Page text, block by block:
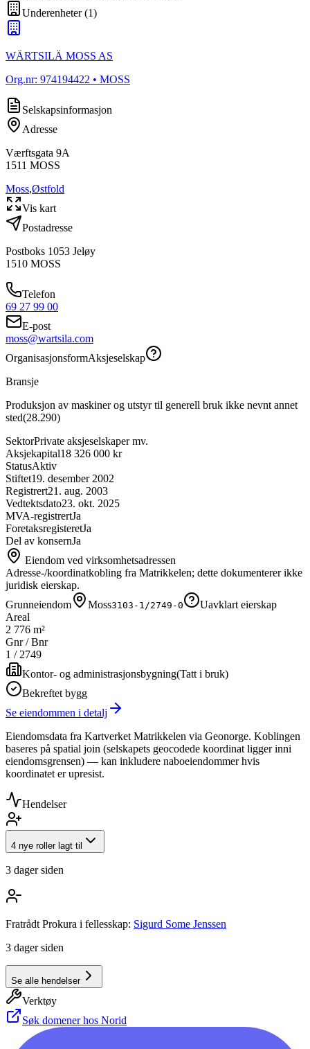
Underenheter(1)
WÄRTSILÄ MOSS AS
Org.nr: 974194422 • MOSS
Selskapsinformasjon
Adresse
Værftsgata 9A
1511 MOSS
Moss,Østfold
Vis kart
Postadresse
Postboks 1053 Jeløy
1510 MOSS
Telefon
69 27 99 00
E-post
moss@wartsila.com
OrganisasjonsformAksjeselskap
Bransje
Produksjon av maskiner og utstyr til generell bruk ikke nevnt annet
sted(28.290)
SektorPrivate aksjeselskaper mv.
Aksjekapital18 326 000 kr
StatusAktiv
Stiftet19. desember 2002
Registrert21. aug. 2003
Vedtektsdato23. okt. 2025
MVA-registrertJa
ForetaksregisteretJa
Del av konsernJa
Eiendom ved virksomhetsadressen
Adresse-/koordinatkobling fra Matrikkelen; dette dokumenterer ikke
juridisk eierskap.
Grunneiendom
Moss3103-1/2749-0
Uavklart eierskap
Areal
2 776 m²
Gnr / Bnr
1 / 2749
Kontor- og administrasjonsbygning(Tatt i bruk)
Bekreftet bygg
Se eiendommen i detalj
Eiendomsdata fra Kartverket Matrikkelen via Geonorge. Koblingen
baseres på spatial join (selskapets geocodede koordinat ligger inni
eiendomsgrensen) — kan inkludere naboeiendommer hvis
koordinatet er upresist.
Hendelser
4 nye roller lagt til
3 dager siden
Fratrådt Prokura i fellesskap: Sigurd Some Jenssen
3 dager siden
Se alle hendelser
Verktøy
Søk domener hos Norid